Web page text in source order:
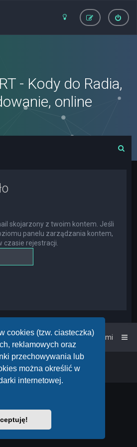
cookies (tzw. ciasteczka)
reklamowych oraz
przechowywania lub
można określić w
internetowej.
- Kody do Radia,
online
skojarzony z twoim kontem. Jeśli
panelu zarządzania kontem,
czasie rejestracji.
Kontakt z nami
by
PlanetStyles
phpBB.pl